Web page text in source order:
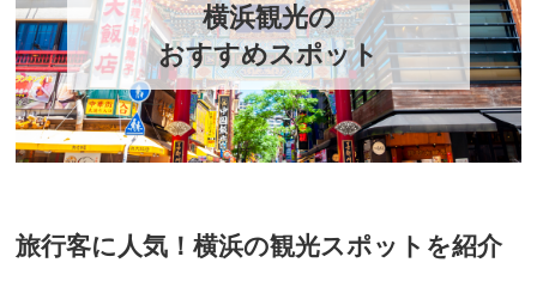
横浜観光の
おすすめスポット
旅行客に人気！横浜の観光スポットを紹介